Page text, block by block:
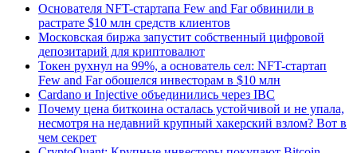
Основателя NFT-стартапа Few and Far обвинили в
растрате $10 млн средств клиентов
Московская биржа запустит собственный цифровой
депозитарий для криптовалют
Токен рухнул на 99%, а основатель сел: NFT-стартап
Few and Far обошелся инвесторам в $10 млн
Cardano и Injective объединились через IBC
Почему цена биткоина осталась устойчивой и не упала,
несмотря на недавний крупный хакерский взлом? Вот в
чем секрет